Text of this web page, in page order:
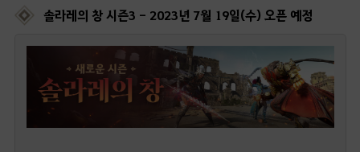
솔라레의 창 시즌3 - 2023년 7월 19일(수) 오픈 예정